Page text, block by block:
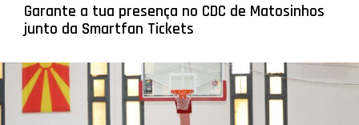
Garante a tua presença no CDC de Matosinhos
junto da Smartfan Tickets